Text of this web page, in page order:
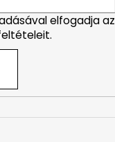
elfogadja az